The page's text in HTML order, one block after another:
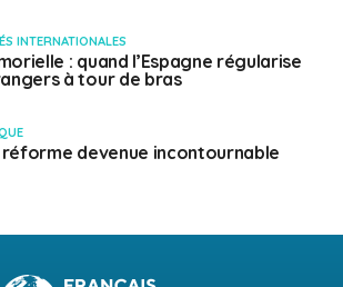
INTERNATIONALES
: quand l’Espagne régularise
à tour de bras
réforme devenue incontournable